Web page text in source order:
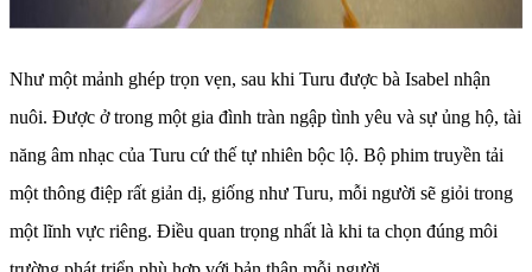
Như một mảnh ghép trọn vẹn, sau khi Turu được bà Isabel nhận
nuôi. Được ở trong một gia đình tràn ngập tình yêu và sự ủng hộ, tài
năng âm nhạc của Turu cứ thế tự nhiên bộc lộ. Bộ phim truyền tải
một thông điệp rất giản dị, giống như Turu, mỗi người sẽ giỏi trong
một lĩnh vực riêng. Điều quan trọng nhất là khi ta chọn đúng môi